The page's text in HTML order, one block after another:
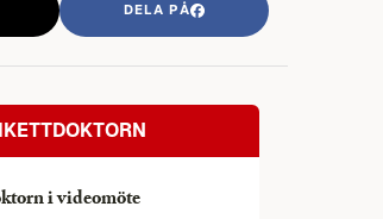
DELA PÅ
i videomöte